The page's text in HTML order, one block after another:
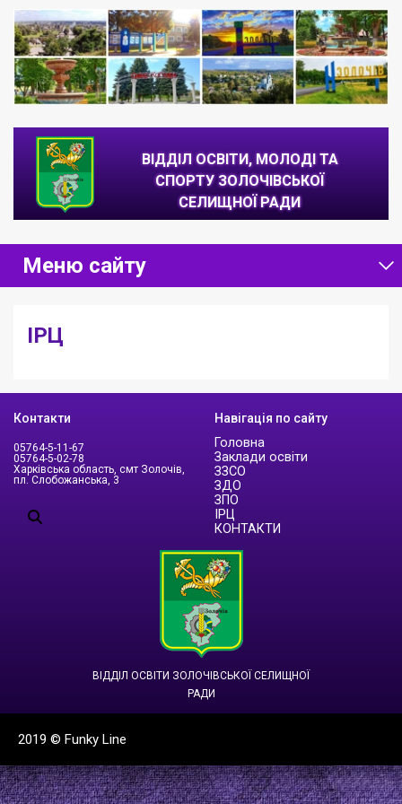
ВІДДІЛ ОСВІТИ, МОЛОДІ ТА
СПОРТУ ЗОЛОЧІВСЬКОЇ
СЕЛИЩНОЇ РАДИ
Головна/Заклад освіти ІРЦ
Меню сайту
ІРЦ
ВІДДІЛ ОСВІТИ ЗОЛОЧІВСЬКОЇ СЕЛИЩНОЇ
РАДИ
Навігація по сайту
Головна
Заклади освіти
ЗЗСО
ЗДО
ЗПО
ІРЦ
КОНТАКТИ
Контакти
05764-5-11-67
05764-5-02-78
Харківська область, смт Золочів,
пл. Слобожанська, 3
2019 © Funky Line